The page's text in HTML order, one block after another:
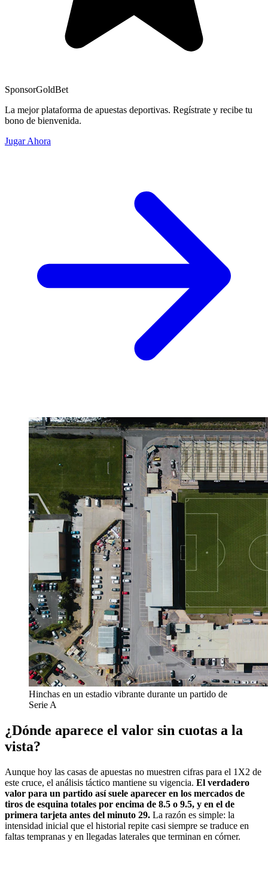
SponsorGoldBet
La mejor plataforma de apuestas deportivas. Regístrate y recibe tu
bono de bienvenida.
Jugar Ahora
Hinchas en un estadio vibrante durante un partido de
Serie A
¿Dónde aparece el valor sin cuotas a la
vista?
Aunque hoy las casas de apuestas no muestren cifras para el 1X2 de
este cruce, el análisis táctico mantiene su vigencia. El verdadero
valor para un partido así suele aparecer en los mercados de
tiros de esquina totales por encima de 8.5 o 9.5, y en el de
primera tarjeta antes del minuto 29. La razón es simple: la
intensidad inicial que el historial repite casi siempre se traduce en
faltas tempranas y en llegadas laterales que terminan en córner.